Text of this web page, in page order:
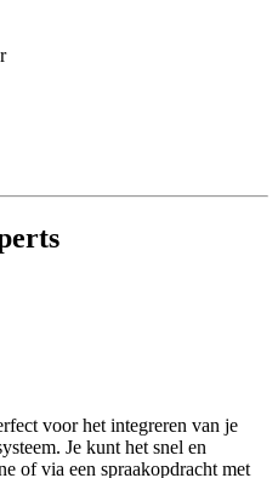
voor het integreren van je
Je kunt het snel en
of via een spraakopdracht met